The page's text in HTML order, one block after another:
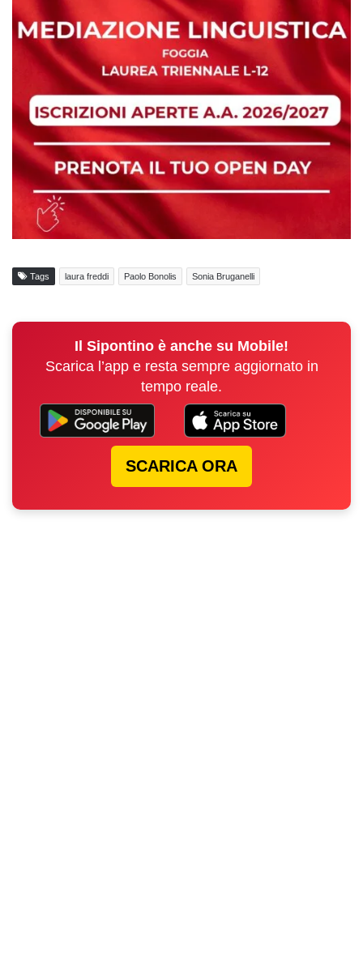
Tags laura freddi Paolo Bonolis Sonia Bruganelli
Il Sipontino è anche su Mobile!
Scarica l’app e resta sempre aggiornato in
tempo reale.
SCARICA ORA